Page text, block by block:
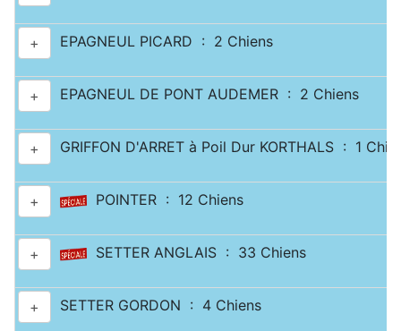
+ EPAGNEUL PICARD : 2 Chiens
+ EPAGNEUL DE PONT AUDEMER : 2 Chiens
+ GRIFFON D'ARRET à Poil Dur KORTHALS : 1
+ POINTER : 12 Chiens
+ SETTER ANGLAIS : 33 Chiens
+ SETTER GORDON : 4 Chiens